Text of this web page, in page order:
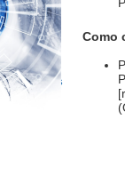
Como
e as